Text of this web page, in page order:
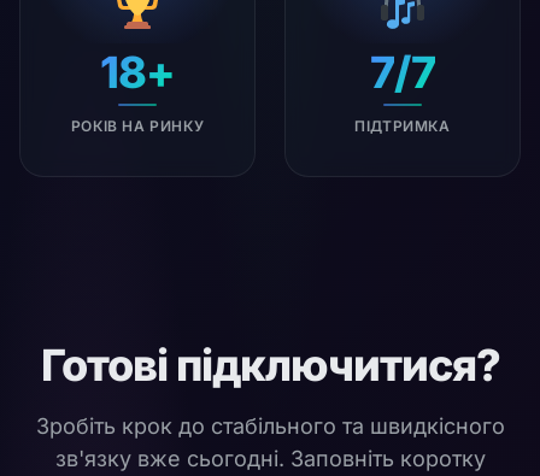
18+
РОКІВ НА РИНКУ
7/7
ПІДТРИМКА
Готові підключитися?
Зробіть крок до стабільного та швидкісного
зв'язку вже сьогодні. Заповніть коротку